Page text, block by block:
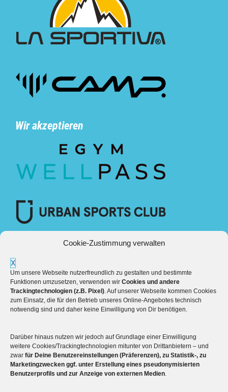
Cookie-Zustimmung verwalten
X
Um unsere Webseite nutzerfreundlich zu gestalten und bestimmte
Funktionen umzusetzen, verwenden wir Cookies und andere
Trackingtechnologien (z.B. Pixel). Auf unserer Webseite kommen Cookies
zum Einsatz, die für den Betrieb unseres Online-Angebotes technisch
notwendig sind und daher keine Einwilligung von Dir benötigen.
Darüber hinaus nutzen wir jedoch auf Grundlage einer Einwilligung
weitere Cookies/Trackingtechnologien mitunter von Drittanbietern – und
zwar für Deine Benutzereinstellungen (Präferenzen), zu Statistik-, zu
Marketingzwecken ggf. unter Erstellung eines pseudonymisierten
Benutzerprofils und zur Anzeige von externen Medien.
Wir akzeptieren
Mehr über die Boulderwelt
Unsere Hallen im Überblick